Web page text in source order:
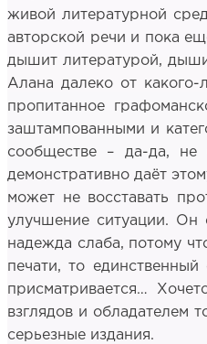
живой литературной
авторской речи и пока
дышит литературой,
Алана далеко от какого-
пропитанное
заштампованными и
сообществе – да-да,
демонстративно даёт
может не восставать
улучшение ситуации. Он
надежда слаба, потому
печати, то
присматривается…
взглядов и обладателем
серьезные издания.